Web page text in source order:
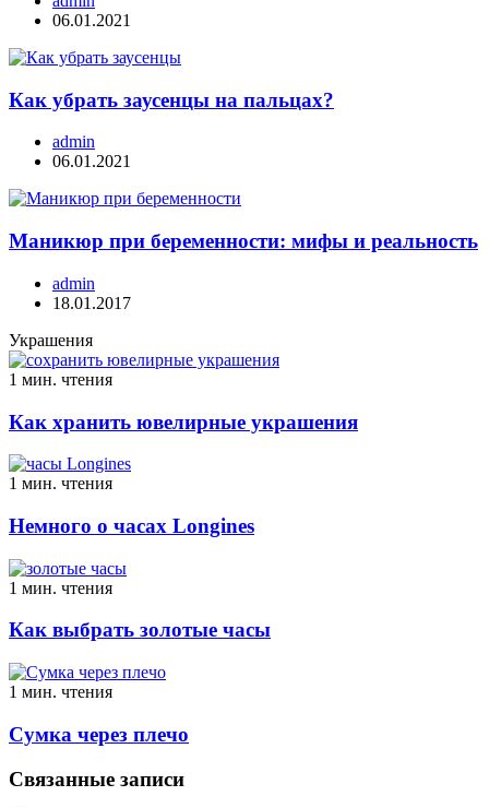
06.01.2021
Как убрать заусенцы на пальцах?
admin
06.01.2021
Маникюр при беременности: мифы и реальность
admin
18.01.2017
Украшения
1 мин. чтения
Как хранить ювелирные украшения
1 мин. чтения
Немного о часах Longines
1 мин. чтения
Как выбрать золотые часы
1 мин. чтения
Сумка через плечо
Связанные записи